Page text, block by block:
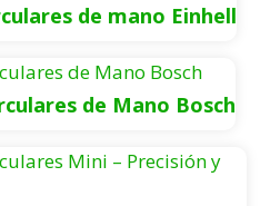
de mano Einhell
de Mano Bosch